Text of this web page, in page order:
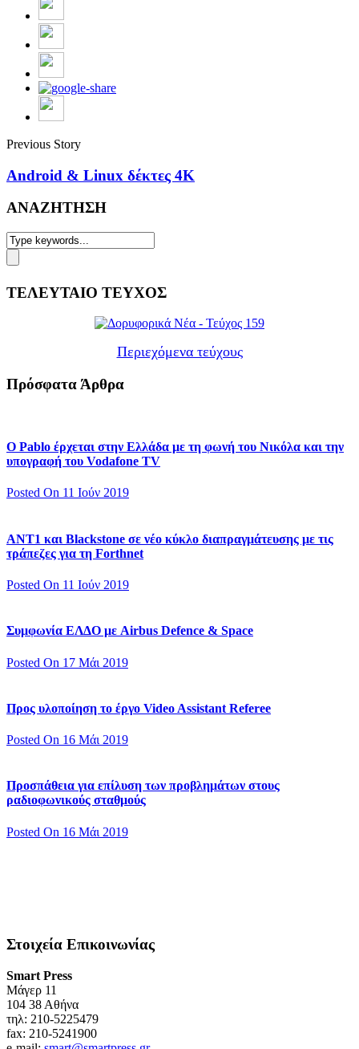
Previous Story
Android & Linux δέκτες 4Κ
ΑΝΑΖΗΤΗΣΗ
ΤΕΛΕΥΤΑΙΟ ΤΕΥΧΟΣ
Περιεχόμενα τεύχους
Πρόσφατα Άρθρα
Ο Pablo έρχεται στην Ελλάδα με τη φωνή του Νικόλα και την
υπογραφή του Vodafone TV
Posted On 11 Ιούν 2019
ΑΝΤ1 και Blackstone σε νέο κύκλο διαπραγμάτευσης με τις
τράπεζες για τη Forthnet
Posted On 11 Ιούν 2019
Συμφωνία ΕΛΔΟ με Airbus Defence & Space
Posted On 17 Μάι 2019
Προς υλοποίηση το έργο Video Assistant Referee
Posted On 16 Μάι 2019
Προσπάθεια για επίλυση των προβλημάτων στους
ραδιοφωνικούς σταθμούς
Posted On 16 Μάι 2019
Στοιχεία Επικοινωνίας
Smart Press
Mάγερ 11
104 38 Αθήνα
τηλ: 210-5225479
fax: 210-5241900